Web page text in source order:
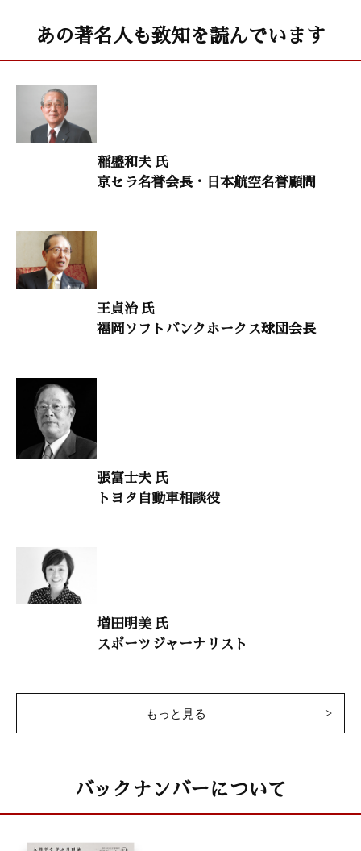
儒者たちの系譜5
「山崎闇斎」
疋田啓佑（福岡女子大学名誉教授）
20代をどう生きるか12
「焦らず、急がず、怠らず」
日本を創った男たち7
「夢と信念の経営者 小林一三」
北 康利（作家）
生命のメッセージ36
棚次正和（京都府立医科大学教授）
村上和雄（筑波大学名誉教授）
人生を照らす言葉33
鈴木秀子（文学博士）
「風潮に踊らされてはならない」
渡部昇一（上智大学名誉教授）
語り継ぎたい美しい日本人の物語30
「元寇記念碑建立運動の消息」
自分の魅力を磨く真髄探究
「⑬進化――日々魅力的に生きる」
大自然と体心
「血管をツルツルにして病気知らずの人生をつくる」
あの著名人も致知を読んでいます
稲盛和夫 氏
京セラ名誉会長・日本航空名誉顧問
王貞治 氏
福岡ソフトバンクホークス球団会長
張富士夫 氏
トヨタ自動車相談役
増田明美 氏
スポーツジャーナリスト
もっと見る
バックナンバーについて